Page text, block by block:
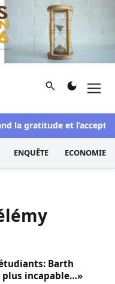
et d'investigation
Rechercher
la gratitude et
ENQUÊTE ECONOMIE
Barth
plus incapable…»